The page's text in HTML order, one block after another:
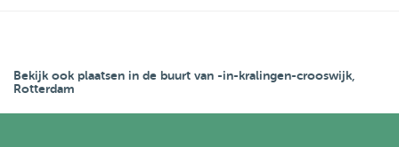
Bekijk ook plaatsen in de buurt van -in-kralingen-crooswijk,
Rotterdam